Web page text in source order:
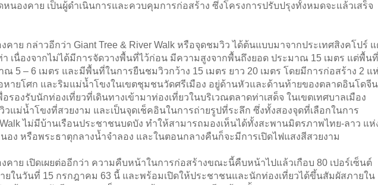
หนองคาย เป็นผู้ดำเนินการและควบคุมการก่อสร้าง ซึ่งโครงการปรับปรุงทั้งหมดจะแล้วเสร็จ
คาย กล่าวอีกว่า Giant Tree & River Walk หรือจุดชมวิว ได้ต้นแบบมาจากประเทศสิงคโปร์
เนื่องจากไม่ได้มีการจัดวางพื้นที่ไว้ก่อน มีความสูงจากพื้นถึงยอด ประมาณ 15 เมตร แต่พื้นที่
5 – 6 เมตร และมีพื้นที่ในการยืนชมวิวกว้าง 15 เมตร ยาว 20 เมตร โดยมีการก่อสร้าง 2 แ
หายโศก และริมแม่น้ำโขงในเขตชุมชนวัดศรีเมือง อยู่ด้านหัวและด้านท้ายของตลาดอินโดจีน
รองรับนักท่องเที่ยวที่เดินทางเข้ามาท่องเที่ยวในบริเวณตลาดท่าเสด็จ ในเขตเทศบาลเมือง
แม่น้ำโขงที่สวยงาม และเป็นจุดเช็คอินในการถ่ายรูปที่ระลึก ซึ่งทั้งสองจุดที่เลือกในการ
Walk ไม่มีบ้านเรือนประชาชนบดบัง ทำให้สามารถมองเห็นได้ทั้งสะพานมิตรภาพไทย-ลาว แห่
อง หรือพระธาตุกลางน้ำจำลอง และในตอนกลางคืนก็จะมีการเปิดไฟแสงสีสวยงาม
คาย เปิดเผยต่ออีกว่า ความคืบหน้าในการก่อสร้างขณะนี้คืบหน้าไปแล้วเกือบ 80 เปอร์เซ็นต์
ยในวันที่ 15 กรกฎาคม 63 นี้ และพร้อมเปิดให้ประชาชนและนักท่องเที่ยวได้ขึ้นสัมผัสภายใน